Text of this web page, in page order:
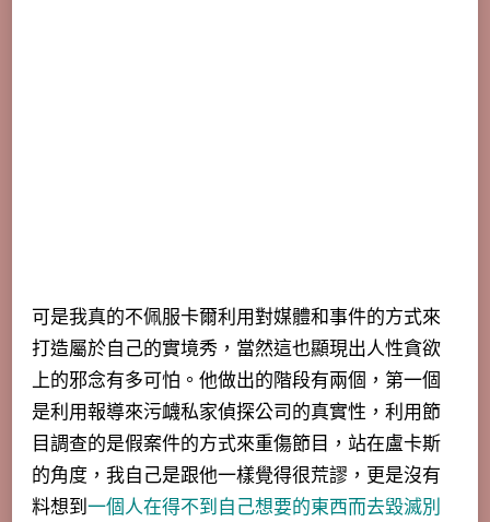
可是我真的不佩服卡爾利用對媒體和事件的方式來
打造屬於自己的實境秀， 當然這也顯現出人性貪欲
上的邪念有多可怕 。他做出的階段有兩個，第一個
是利用報導來污衊私家偵探公司的真實性，利用節
目調查的是假案件的方式來重傷節目，站在盧卡斯
的角度，我自己是跟他一樣覺得很荒謬，更是沒有
料想到一個人在得不到自己想要的東西而去毀滅別